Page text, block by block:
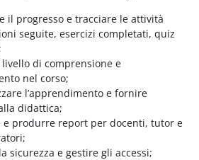
il progresso e tracciare le attività
seguite, esercizi completati, quiz
di comprensione e
nel corso;
l’apprendimento e fornire
didattica;
e produrre report per docenti, tutor e
sicurezza e gestire gli accessi;